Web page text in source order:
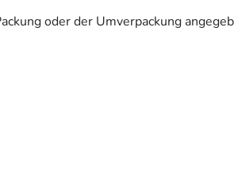
oder der Umverpackung